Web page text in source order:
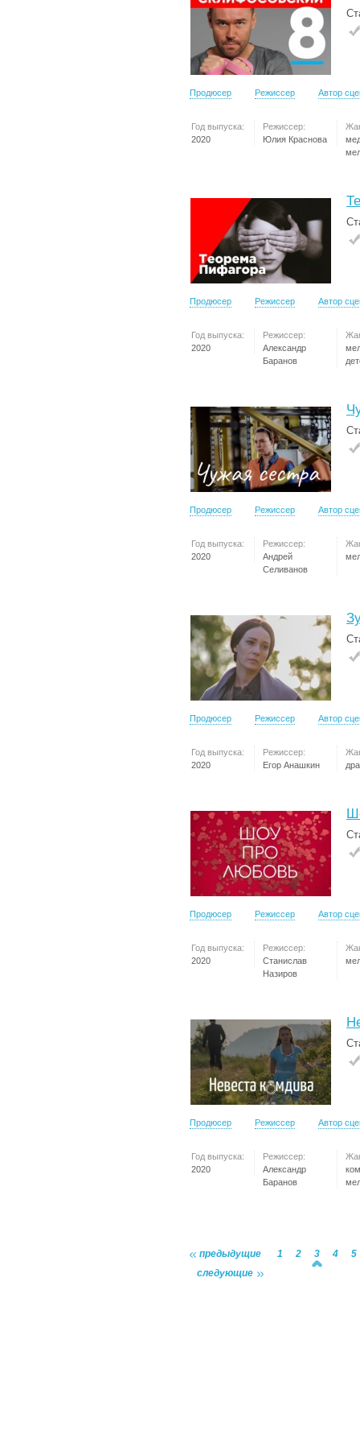
Продюсер Режиссер Автор
Год выпуска:
2020
Режиссер:
Юлия Краснова
Продюсер Режиссер Автор
Год выпуска:
2020
Режиссер:
Александр
Баранов
Продюсер Режиссер Автор
Год выпуска:
2020
Режиссер:
Андрей
Селиванов
Продюсер Режиссер Автор
Год выпуска:
2020
Режиссер:
Егор Анашкин
Продюсер Режиссер Автор
Год выпуска:
2020
Режиссер:
Станислав
Назиров
Продюсер Режиссер Автор
Год выпуска:
2020
Режиссер:
Александр
Баранов
предыдущие 1 2 3 4
5
следующие